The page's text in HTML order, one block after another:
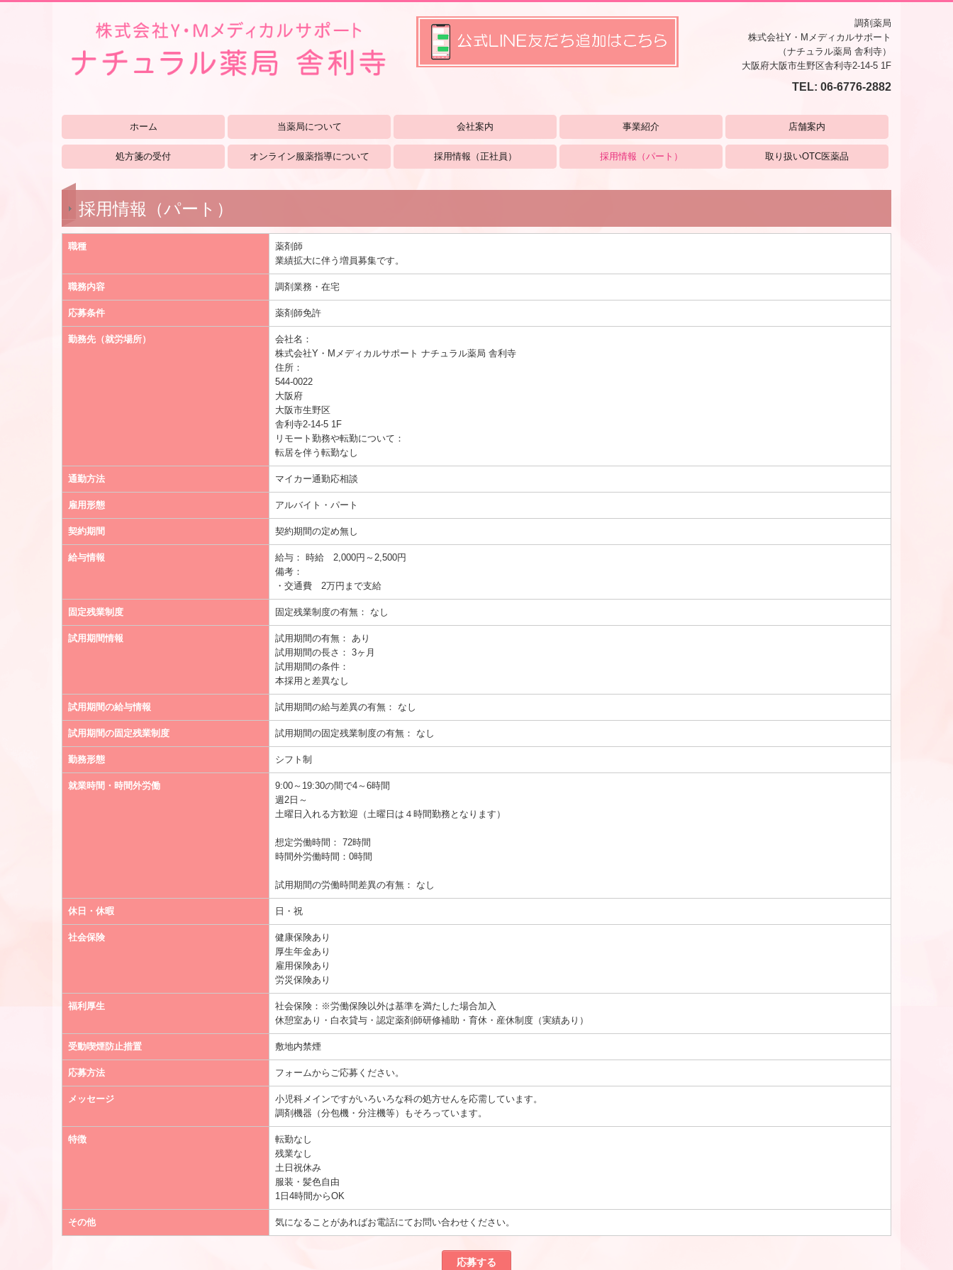
調剤薬局
株式会社Y・Mメディカルサポート
（ナチュラル薬局 舎利寺）
大阪府大阪市生野区舎利寺2-14-5 1F
TEL: 06-6776-2882
ホーム 当薬局について 会社案内 事業紹介 店舗案内
処方箋の受付 オンライン服薬指導について 採用情報（正社員） 採用情報（パート） 取り扱いOTC医薬品
採用情報（パート）
職種
薬剤師
業績拡大に伴う増員募集です。
職務内容 調剤業務・在宅
応募条件 薬剤師免許
勤務先（就労場所）
会社名：
株式会社Y・Mメディカルサポート ナチュラル薬局 舎利寺
住所：
544-0022
大阪府
大阪市生野区
舎利寺2-14-5 1F
リモート勤務や転勤について：
転居を伴う転勤なし
通勤方法 マイカー通勤応相談
雇用形態 アルバイト・パート
契約期間 契約期間の定め無し
給与情報 給与： 時給 2,000円～2,500円
備考：
・交通費 2万円まで支給
固定残業制度 固定残業制度の有無： なし
試用期間情報 試用期間の有無： あり
試用期間の長さ： 3ヶ月
試用期間の条件：
本採用と差異なし
試用期間の給与情報 試用期間の給与差異の有無： なし
試用期間の固定残業制度 試用期間の固定残業制度の有無： なし
勤務形態 シフト制
就業時間・時間外労働
9:00～19:30の間で4～6時間
週2日～
土曜日入れる方歓迎（土曜日は４時間勤務となります）
想定労働時間： 72時間
時間外労働時間：0時間
試用期間の労働時間差異の有無： なし
休日・休暇 日・祝
社会保険
健康保険あり
厚生年金あり
雇用保険あり
労災保険あり
福利厚生
社会保険：※労働保険以外は基準を満たした場合加入
休憩室あり・白衣貸与・認定薬剤師研修補助・育休・産休制度（実績あり）
受動喫煙防止措置 敷地内禁煙
応募方法 フォームからご応募ください。
メッセージ
小児科メインですがいろいろな科の処方せんを応需しています。
調剤機器（分包機・分注機等）もそろっています。
特徴
転勤なし
残業なし
土日祝休み
服装・髪色自由
1日4時間からOK
その他 気になることがあればお電話にてお問い合わせください。
応募する